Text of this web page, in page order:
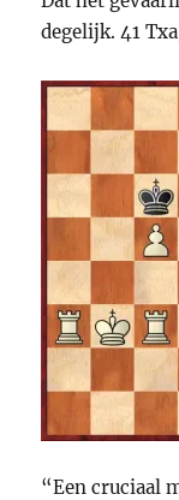
degelijk. 41
“Een cruciaal